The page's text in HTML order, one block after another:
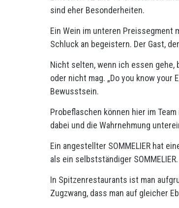
sind eher Besonderheiten.
Ein Wein im unteren Preissegment
Schluck an begeistern. Der Gast,
Nicht selten, wenn ich essen
oder nicht mag. „Do you know
Bewusstsein.
Probeflaschen können hier im
dabei und die Wahrnehmung
Ein angestellter SOMMELIER hat
als ein selbstständiger SOMMELIER.
In Spitzenrestaurants ist man
Zugzwang, dass man auf gleicher